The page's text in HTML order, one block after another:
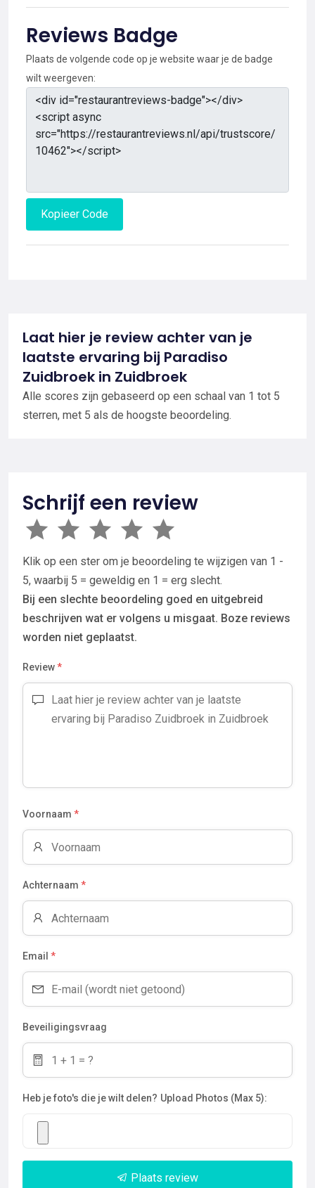
Reviews Badge
Plaats de volgende code op je website waar je de badge
wilt weergeven:
Kopieer Code
Laat hier je review achter van je
laatste ervaring bij Paradiso
Zuidbroek in Zuidbroek
Alle scores zijn gebaseerd op een schaal van 1 tot 5
sterren, met 5 als de hoogste beoordeling.
Schrijf een review
Klik op een ster om je beoordeling te wijzigen van 1 -
5, waarbij 5 = geweldig en 1 = erg slecht.
Bij een slechte beoordeling goed en uitgebreid
beschrijven wat er volgens u misgaat. Boze reviews
worden niet geplaatst.
Review*
Voornaam *
Achternaam *
Email *
Beveiligingsvraag
Heb je foto's die je wilt delen? Upload Photos (Max 5):
Plaats review